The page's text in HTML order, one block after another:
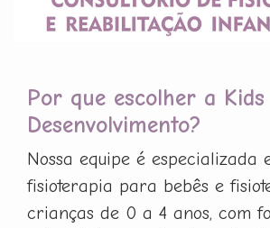
Por que escolher a Kids
Desenvolvimento?
Nossa equipe é especializada
fisioterapia para bebês e
crianças de 0 a 4 anos, com